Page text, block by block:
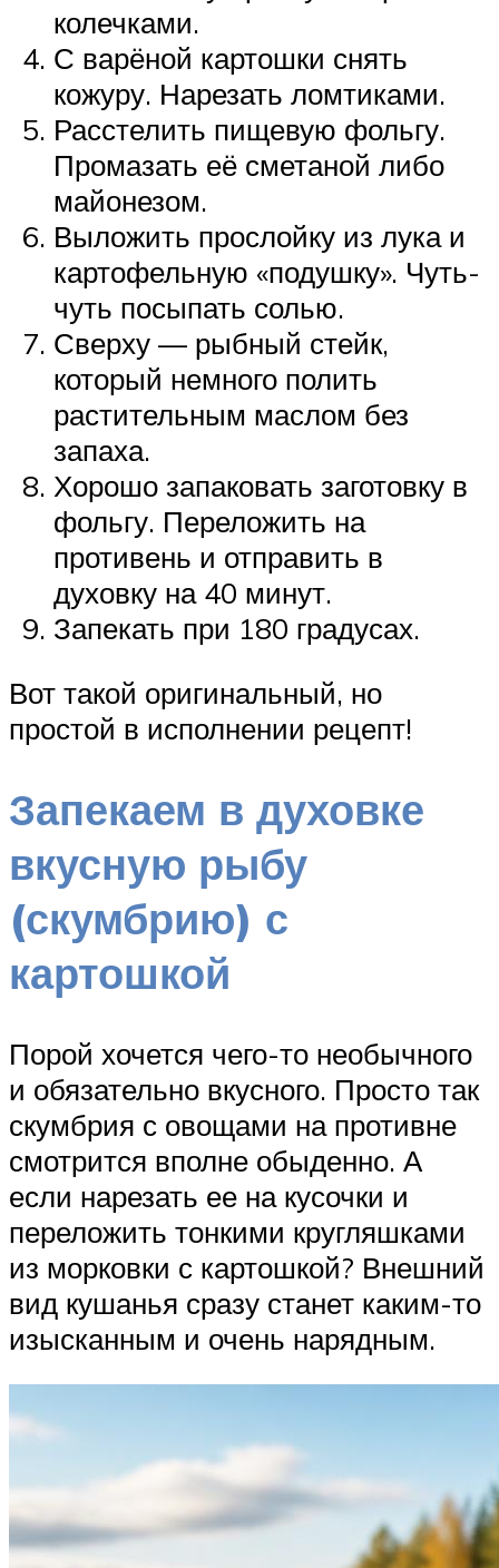
колечками.
С варёной картошки снять
кожуру. Нарезать ломтиками.
Расстелить пищевую фольгу.
Промазать её сметаной либо
майонезом.
Выложить прослойку из лука и
картофельную «подушку». Чуть-
чуть посыпать солью.
Сверху — рыбный стейк,
который немного полить
растительным маслом без
запаха.
Хорошо запаковать заготовку в
фольгу. Переложить на
противень и отправить в
духовку на 40 минут.
Запекать при 180 градусах.
Вот такой оригинальный, но
простой в исполнении рецепт!
Запекаем в духовке
вкусную рыбу
(скумбрию) с
картошкой
Порой хочется чего-то необычного
и обязательно вкусного. Просто так
скумбрия с овощами на противне
смотрится вполне обыденно. А
если нарезать ее на кусочки и
переложить тонкими кругляшками
из морковки с картошкой? Внешний
вид кушанья сразу станет каким-то
изысканным и очень нарядным.